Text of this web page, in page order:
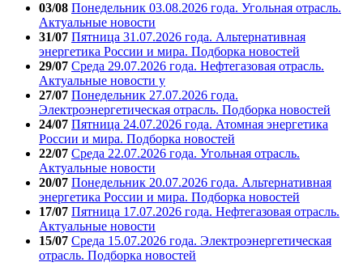
03/08 Понедельник 03.08.2026 года. Угольная отрасль.
Актуальные новости
31/07 Пятница 31.07.2026 года. Альтернативная
энергетика России и мира. Подборка новостей
29/07 Среда 29.07.2026 года. Нефтегазовая отрасль.
Актуальные новости у
27/07 Понедельник 27.07.2026 года.
Электроэнергетическая отрасль. Подборка новостей
24/07 Пятница 24.07.2026 года. Атомная энергетика
России и мира. Подборка новостей
22/07 Среда 22.07.2026 года. Угольная отрасль.
Актуальные новости
20/07 Понедельник 20.07.2026 года. Альтернативная
энергетика России и мира. Подборка новостей
17/07 Пятница 17.07.2026 года. Нефтегазовая отрасль.
Актуальные новости
15/07 Среда 15.07.2026 года. Электроэнергетическая
отрасль. Подборка новостей